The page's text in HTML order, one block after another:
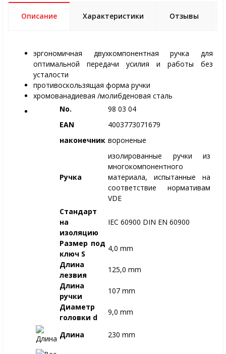
Описание Характеристики Отзывы
эргономичная двухкомпонентная ручка для
оптимальной передачи усилия и работы без
усталости
противоскользящая форма ручки
хромованадиевая /молибденовая сталь
No.
98 03 04
EAN
4003773071679
наконечник вороненые
Ручка
изолированные ручки из
многокомпонентного
материала, испытанные на
соответствие нормативам
VDE
Стандарт
на
изоляцию
IEC 60900 DIN EN 60900
Размер под
ключ S
4,0 mm
Длина
лезвия
125,0 mm
Длина
ручки
107 mm
Диаметр
головки d
9,0 mm
Длина 230 mm